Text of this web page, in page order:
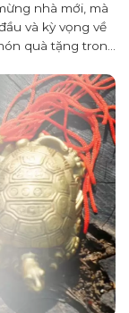
nhà mới, mà
và kỳ vọng về
quà tặng trong